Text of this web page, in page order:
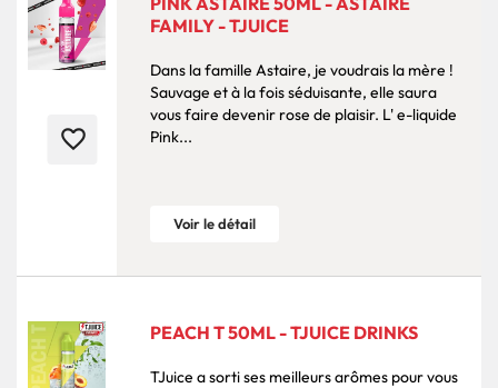
favorite_border
FAMILY - TJUICE
Dans la famille Astaire, je voudrais la mère !
Sauvage et à la fois séduisante, elle saura
vous faire devenir rose de plaisir. L' e-liquide
Pink...
Voir le détail
PEACH T 50ML - TJUICE DRINKS
TJuice a sorti ses meilleurs arômes pour vous